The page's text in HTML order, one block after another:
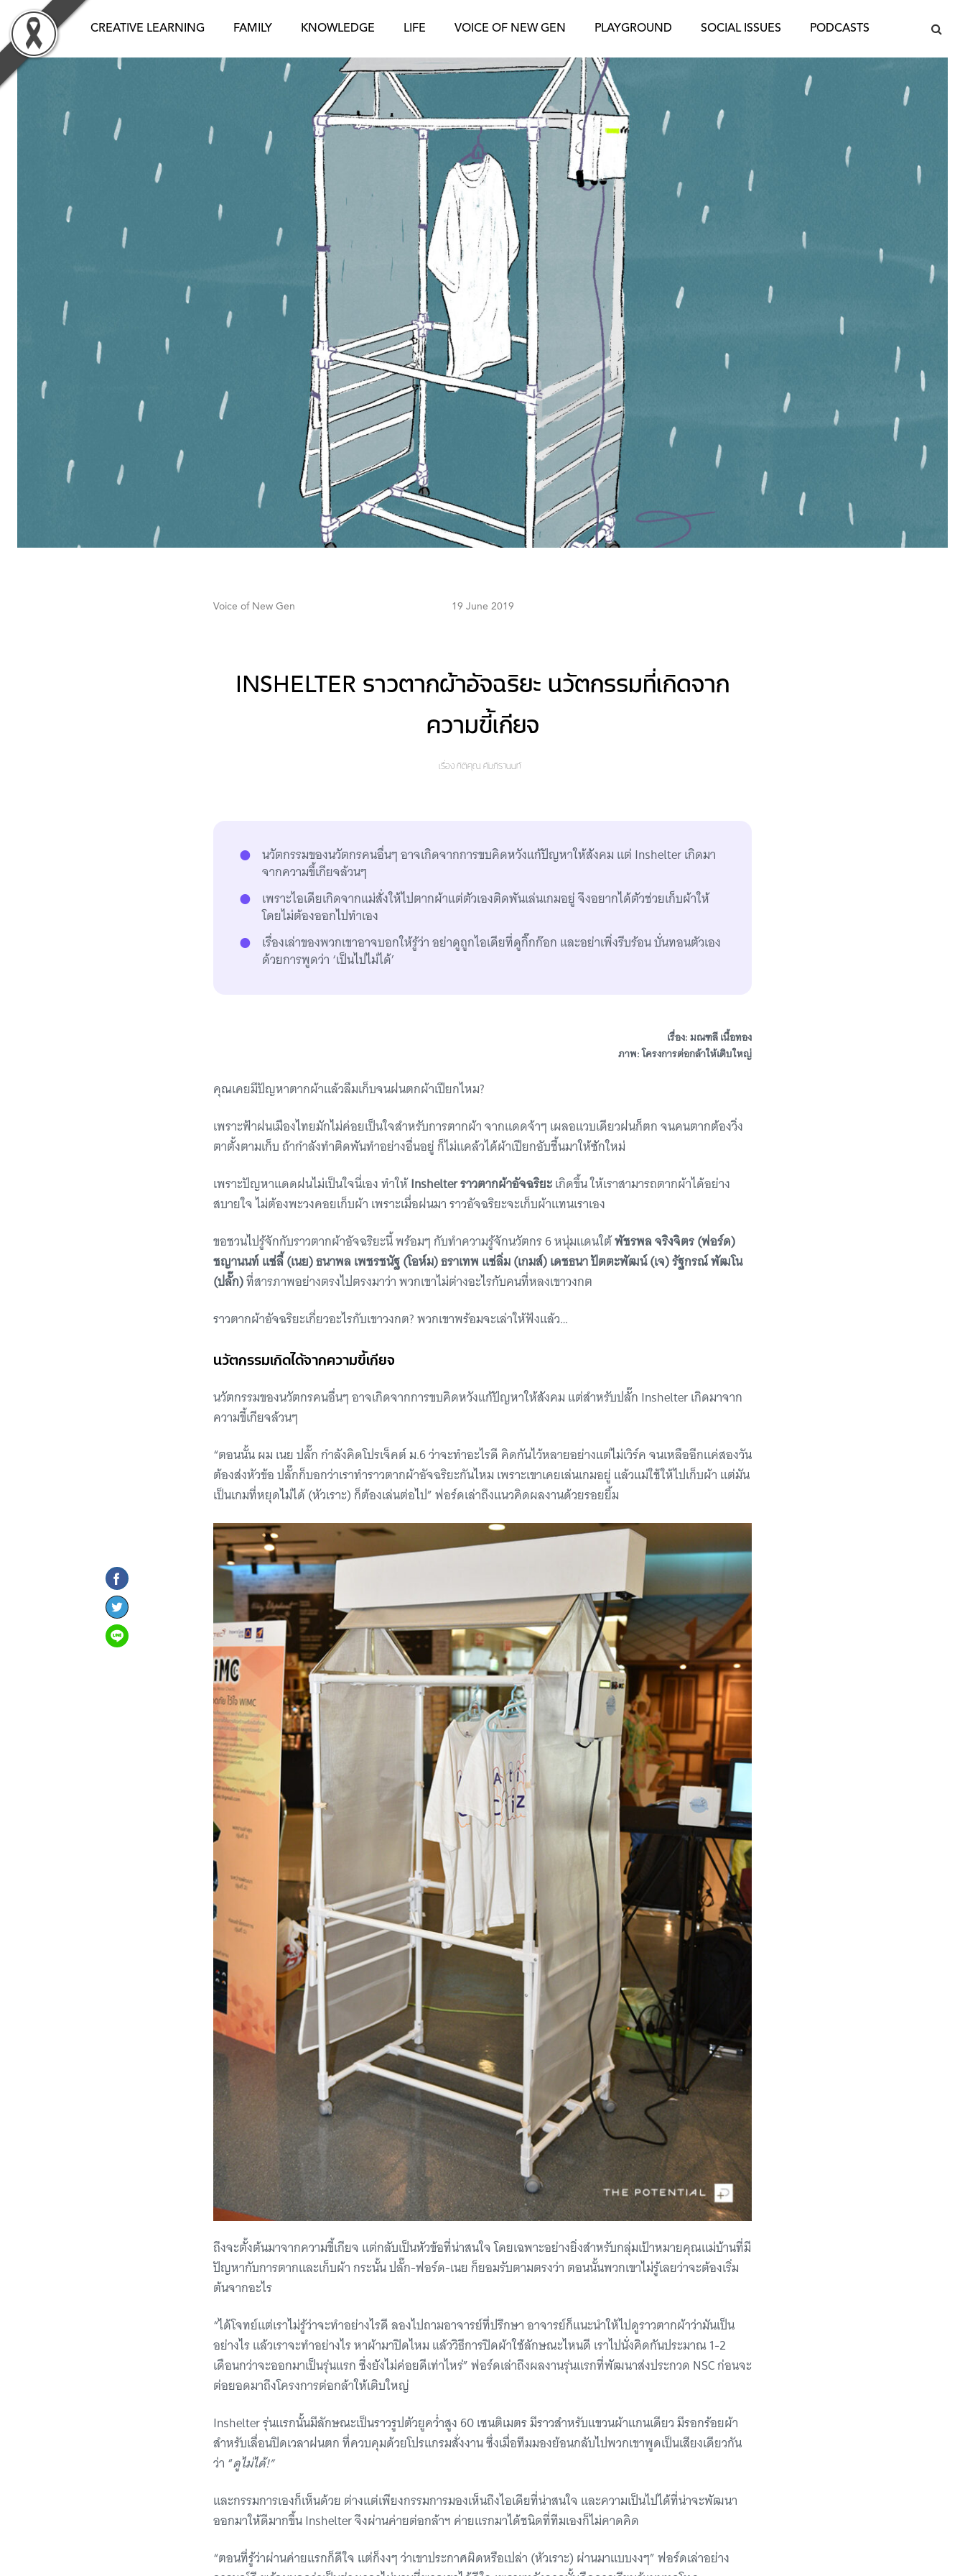
content
CREATIVE LEARNING FAMILY KNOWLEDGE LIFE VOICE OF NEW GEN PLAYGROUND SOCIAL ISSUES PODCASTS
Voice of New Gen 19 June 2019
INSHELTER ราวตากผ้าอัจฉริยะ นวัตกรรมที่เกิดจาก
ความขี้เกียจ
เรื่อง กิติคุณ คัมภิรานนท์
นวัตกรรมของนวัตกรคนอื่นๆ อาจเกิดจากการขบคิดหวังแก้ปัญหาให้สังคม แต่ Inshelter เกิดมา
จากความขี้เกียจล้วนๆ
เพราะไอเดียเกิดจากแม่สั่งให้ไปตากผ้าแต่ตัวเองติดพันเล่นเกมอยู่ จึงอยากได้ตัวช่วยเก็บผ้าให้
โดยไม่ต้องออกไปทำเอง
เรื่องเล่าของพวกเขาอาจบอกให้รู้ว่า อย่าดูถูกไอเดียที่ดูกิ๊กก๊อก และอย่าเพิ่งรีบร้อน บั่นทอนตัวเอง
ด้วยการพูดว่า ‘เป็นไปไม่ได้’
เรื่อง: มณฑลี เนื้อทอง
ภาพ: โครงการต่อกล้าให้เติบใหญ่
คุณเคยมีปัญหาตากผ้าแล้วลืมเก็บจนฝนตกผ้าเปียกไหม?
เพราะฟ้าฝนเมืองไทยมักไม่ค่อยเป็นใจสำหรับการตากผ้า จากแดดจ้าๆ เผลอแวบเดียวฝนก็ตก จนคนตากต้องวิ่ง
ตาตั้งตามเก็บ ถ้ากำลังทำติดพันทำอย่างอื่นอยู่ ก็ไม่แคล้วได้ผ้าเปียกอับชื้นมาให้ซักใหม่
เพราะปัญหาแดดฝนไม่เป็นใจนี่เอง ทำให้Inshelter ราวตากผ้าอัจฉริยะเกิดขึ้น ให้เราสามารถตากผ้าได้อย่าง
สบายใจ ไม่ต้องพะวงคอยเก็บผ้า เพราะเมื่อฝนมา ราวอัจฉริยะจะเก็บผ้าแทนเราเอง
ขอชวนไปรู้จักกับราวตากผ้าอัจฉริยะนี้ พร้อมๆ กับทำความรู้จักนวัตกร 6 หนุ่มแดนใต้พัชรพล จริงจิตร (ฟอร์ด)
ชญานนท์ แซ่ลี้ (เนย) ธนาพล เพชรชนัฐ (โอห์ม) ธราเทพ แซ่ลิ่ม (เกมส์) เดชธนา ปัตตะพัฒน์ (เจ) รัฐกรณ์ พัฒโน
(ปลั๊ก)ที่สารภาพอย่างตรงไปตรงมาว่า พวกเขาไม่ต่างอะไรกับคนที่หลงเขาวงกต
ราวตากผ้าอัจฉริยะเกี่ยวอะไรกับเขาวงกต? พวกเขาพร้อมจะเล่าให้ฟังแล้ว…
นวัตกรรมเกิดได้จากความขี้เกียจ
นวัตกรรมของนวัตกรคนอื่นๆ อาจเกิดจากการขบคิดหวังแก้ปัญหาให้สังคม แต่สำหรับปลั๊ก Inshelter เกิดมาจาก
ความขี้เกียจล้วนๆ
“ตอนนั้น ผม เนย ปลั๊ก กำลังคิดโปรเจ็คต์ ม.6 ว่าจะทำอะไรดี คิดกันไว้หลายอย่างแต่ไม่เวิร์ค จนเหลืออีกแค่สองวัน
ต้องส่งหัวข้อ ปลั๊กก็บอกว่าเราทำราวตากผ้าอัจฉริยะกันไหม เพราะเขาเคยเล่นเกมอยู่ แล้วแม่ใช้ให้ไปเก็บผ้า แต่มัน
เป็นเกมที่หยุดไม่ได้ (หัวเราะ) ก็ต้องเล่นต่อไป” ฟอร์ดเล่าถึงแนวคิดผลงานด้วยรอยยิ้ม
ถึงจะตั้งต้นมาจากความขี้เกียจ แต่กลับเป็นหัวข้อที่น่าสนใจ โดยเฉพาะอย่างยิ่งสำหรับกลุ่มเป้าหมายคุณแม่บ้านที่มี
ปัญหากับการตากและเก็บผ้า กระนั้น ปลั๊ก-ฟอร์ด-เนย ก็ยอมรับตามตรงว่า ตอนนั้นพวกเขาไม่รู้เลยว่าจะต้องเริ่ม
ต้นจากอะไร
“ได้โจทย์แต่เราไม่รู้ว่าจะทำอย่างไรดี ลองไปถามอาจารย์ที่ปรึกษา อาจารย์ก็แนะนำให้ไปดูราวตากผ้าว่ามันเป็น
อย่างไร แล้วเราจะทำอย่างไร หาผ้ามาปิดไหม แล้ววิธีการปิดผ้าใช้ลักษณะไหนดี เราไปนั่งคิดกันประมาณ 1-2
เดือนกว่าจะออกมาเป็นรุ่นแรก ซึ่งยังไม่ค่อยดีเท่าไหร่” ฟอร์ดเล่าถึงผลงานรุ่นแรกที่พัฒนาส่งประกวด NSC ก่อนจะ
ต่อยอดมาถึงโครงการต่อกล้าให้เติบใหญ่
Inshelter รุ่นแรกนั้นมีลักษณะเป็นราวรูปตัวยูคว่ำสูง 60 เซนติเมตร มีราวสำหรับแขวนผ้าแกนเดียว มีรอกร้อยผ้า
สำหรับเลื่อนปิดเวลาฝนตก ที่ควบคุมด้วยโปรแกรมสั่งงาน ซึ่งเมื่อทีมมองย้อนกลับไปพวกเขาพูดเป็นเสียงเดียวกัน
ว่า “ดูไม่ได้!”
และกรรมการเองก็เห็นด้วย ต่างแต่เพียงกรรมการมองเห็นถึงไอเดียที่น่าสนใจ และความเป็นไปได้ที่น่าจะพัฒนา
ออกมาให้ดีมากขึ้น Inshelter จึงผ่านค่ายต่อกล้าฯ ค่ายแรกมาได้ชนิดที่ทีมเองก็ไม่คาดคิด
“ตอนที่รู้ว่าผ่านค่ายแรกก็ดีใจ แต่ก็งงๆ ว่าเขาประกาศผิดหรือเปล่า (หัวเราะ) ผ่านมาแบบงงๆ” ฟอร์ดเล่าอย่าง